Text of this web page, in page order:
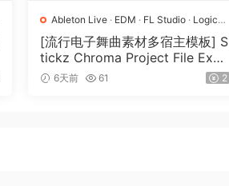
Ableton Live · EDM · FL Studio · Logic
Pro· Pop·工程 ·素材· 采样
[流行电子舞曲素材多宿主模板] S
tickz Chroma Project File Expa
nsion（2.53GB）
6天前 61 2